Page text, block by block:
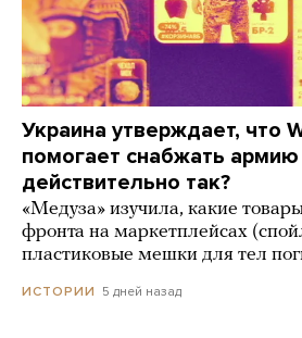
Украина утверждает, что
помогает снабжать
действительно так?
«Медуза» изучила, какие
фронта на маркетплейсах
пластиковые мешки для тел
ИСТОРИИ 5 дней назад